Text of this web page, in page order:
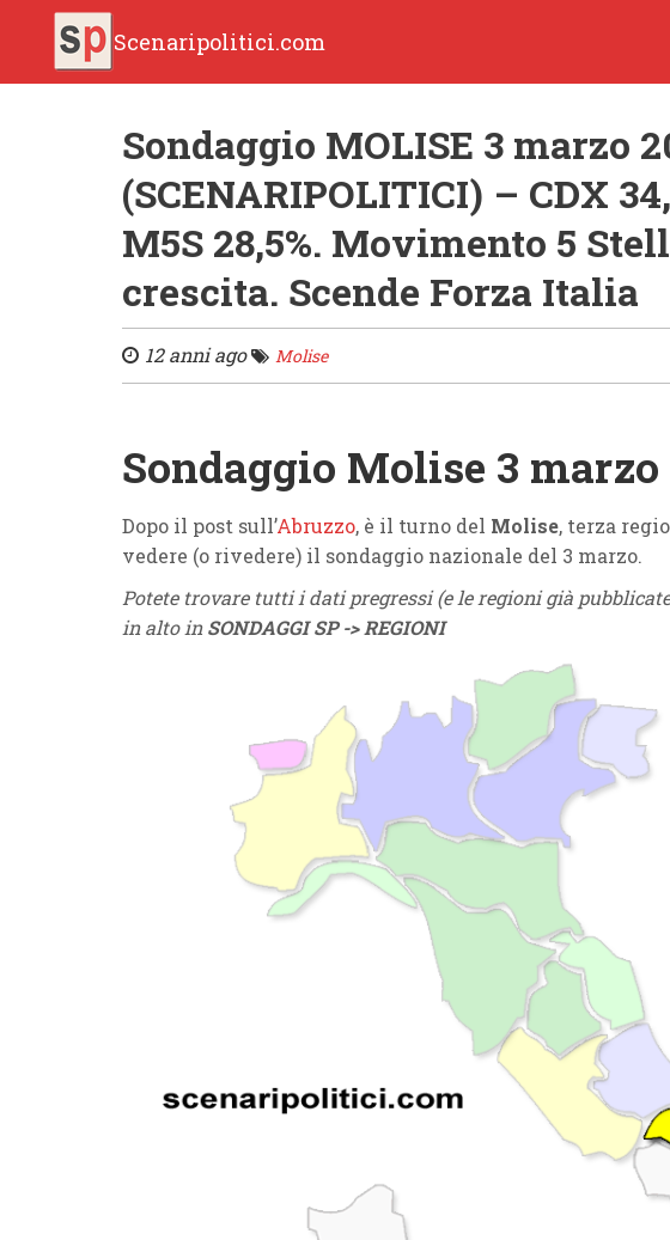
Scenaripolitici.com
Sondaggio MOLISE 3 marzo
(SCENARIPOLITICI) – CDX
M5S 28,5%. Movimento 5
crescita. Scende Forza Italia
12 anni ago Molise
Sondaggio Molise 3 marzo
Dopo il post sull’Abruzzo, è il turno del Molise, terza
vedere (o rivedere) il sondaggio nazionale del 3 marzo.
Potete trovare tutti i dati pregressi (e le regioni già
in alto inSONDAGGI SP -> REGIONI